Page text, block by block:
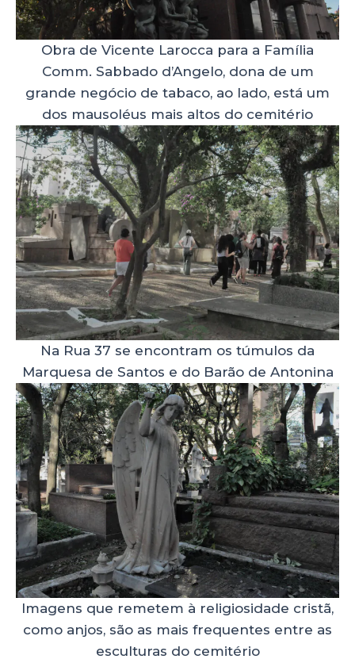
Obra de Vicente Larocca para a Família
Comm. Sabbado d’Angelo, dona de um
grande negócio de tabaco, ao lado, está um
dos mausoléus mais altos do cemitério
Na Rua 37 se encontram os túmulos da
Marquesa de Santos e do Barão de Antonina
Imagens que remetem à religiosidade cristã,
como anjos, são as mais frequentes entre as
esculturas do cemitério